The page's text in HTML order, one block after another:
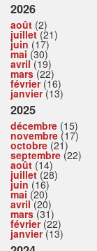
2026
août (2)
juillet(21)
juin (17)
mai (30)
avril(19)
mars(22)
février(16)
janvier(13)
2025
décembre (15)
novembre (17)
octobre (21)
septembre (22)
août (14)
juillet(28)
juin (16)
mai (20)
avril(20)
mars(31)
février(22)
janvier(13)